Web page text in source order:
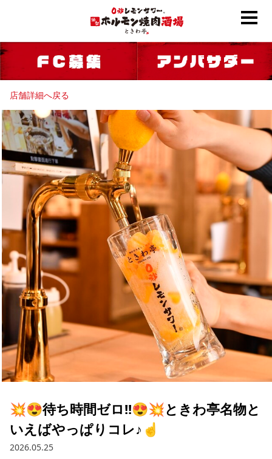
店舗詳細へ戻る
💥😍待ち時間ゼロ!!😍💥ときわ亭名物と
いえばやっぱりコレ♪☝️
2026.05.25